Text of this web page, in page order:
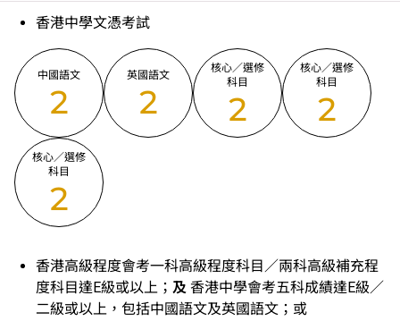
香港中學文憑考試
中國語文
2
英國語文
2
核心／選修
科目
2
核心／選修
科目
2
核心／選修
科目
2
香港高級程度會考一科高級程度科目／兩科高級補充程
度科目達E級或以上； 及 香港中學會考五科成績達E級／
二級或以上，包括中國語文及英國語文；或